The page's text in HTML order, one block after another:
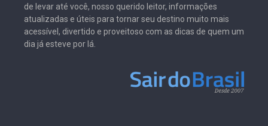
de levar até você, nosso querido leitor, informações
atualizadas e úteis para tornar seu destino muito mais
acessível, divertido e proveitoso com as dicas de quem um
dia já esteve por lá.